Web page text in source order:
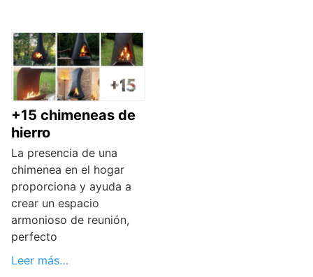
+15 chimeneas de
hierro
La presencia de una
chimenea en el hogar
proporciona y ayuda a
crear un espacio
armonioso de reunión,
perfecto
Leer más…